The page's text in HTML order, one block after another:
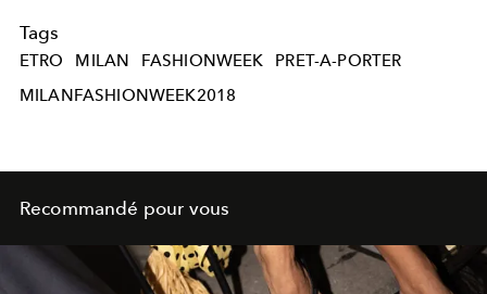
Tags
ETRO MILAN FASHIONWEEK
PRET-A-PORTER
MILANFASHIONWEEK2018
Recommandé pour vous